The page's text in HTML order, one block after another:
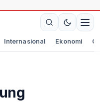
Internasional Ekonomi